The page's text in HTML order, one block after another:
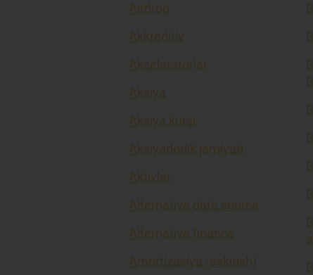
Airdrop
Akkreditiv
Akseleratorlar
Aksiya
Aksiya kursi
Aksiyadorlik jamiyati
Aktivlar
Alternative data source
Alternative finance
Amortizasiya (eskirish)